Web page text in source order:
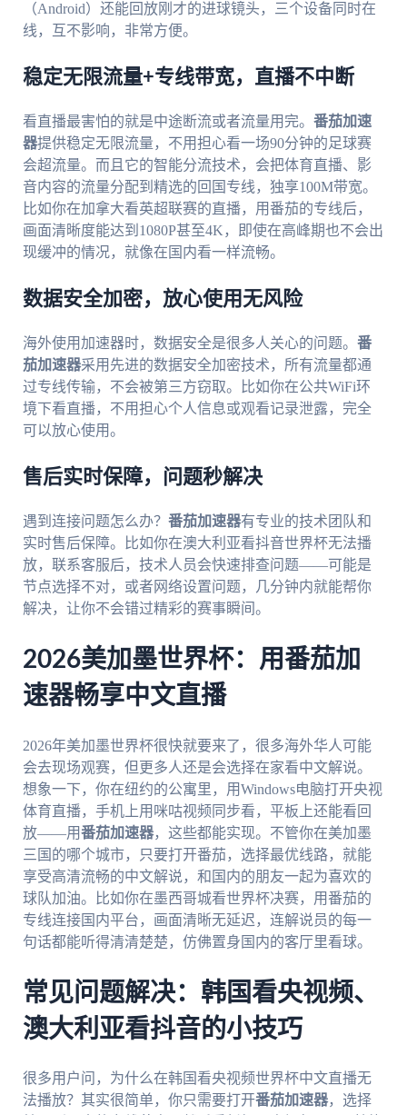
（Android）还能回放刚才的进球镜头，三个设备同时在
线，互不影响，非常方便。
稳定无限流量+专线带宽，直播不中断
看直播最害怕的就是中途断流或者流量用完。 番茄加速
器提供稳定无限流量，不用担心看一场90分钟的足球赛
会超流量。而且它的智能分流技术，会把体育直播、影
音内容的流量分配到精选的回国专线，独享100M带宽。
比如你在加拿大看英超联赛的直播，用番茄的专线后，
画面清晰度能达到1080P甚至4K，即使在高峰期也不会出
现缓冲的情况，就像在国内看一样流畅。
数据安全加密，放心使用无风险
海外使用加速器时，数据安全是很多人关心的问题。 番
茄加速器采用先进的数据安全加密技术，所有流量都通
过专线传输，不会被第三方窃取。比如你在公共WiFi环
境下看直播，不用担心个人信息或观看记录泄露，完全
可以放心使用。
售后实时保障，问题秒解决
遇到连接问题怎么办？ 番茄加速器有专业的技术团队和
实时售后保障。比如你在澳大利亚看抖音世界杯无法播
放，联系客服后，技术人员会快速排查问题——可能是
节点选择不对，或者网络设置问题，几分钟内就能帮你
解决，让你不会错过精彩的赛事瞬间。
2026美加墨世界杯：用番茄加
速器畅享中文直播
2026年美加墨世界杯很快就要来了，很多海外华人可能
会去现场观赛，但更多人还是会选择在家看中文解说。
想象一下，你在纽约的公寓里，用Windows电脑打开央视
体育直播，手机上用咪咕视频同步看，平板上还能看回
放——用番茄加速器，这些都能实现。不管你在美加墨
三国的哪个城市，只要打开番茄，选择最优线路，就能
享受高清流畅的中文解说，和国内的朋友一起为喜欢的
球队加油。比如你在墨西哥城看世界杯决赛，用番茄的
专线连接国内平台，画面清晰无延迟，连解说员的每一
句话都能听得清清楚楚，仿佛置身国内的客厅里看球。
常见问题解决：韩国看央视频、
澳大利亚看抖音的小技巧
很多用户问，为什么在韩国看央视频世界杯中文直播无
法播放？其实很简单，你只需要打开番茄加速器，选择